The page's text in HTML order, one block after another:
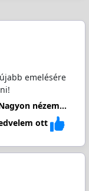
emelésére
nézem...
ott